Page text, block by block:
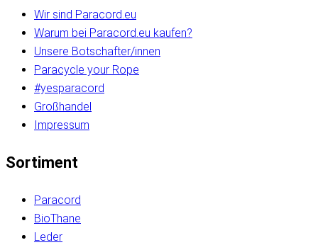
Wir sind Paracord.eu
Warum bei Paracord.eu kaufen?
Unsere Botschafter/innen
Paracycle your Rope
#yesparacord
Großhandel
Impressum
Sortiment
Paracord
BioThane
Leder